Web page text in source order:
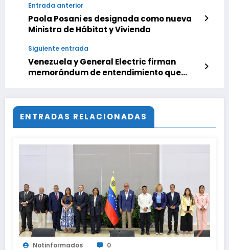
Entrada anterior
Paola Posani es designada como nueva
Ministra de Hábitat y Vivienda
Siguiente entrada
Venezuela y General Electric firman
memorándum de entendimiento que
ENTRADAS RELACIONADAS
Notinformados 0